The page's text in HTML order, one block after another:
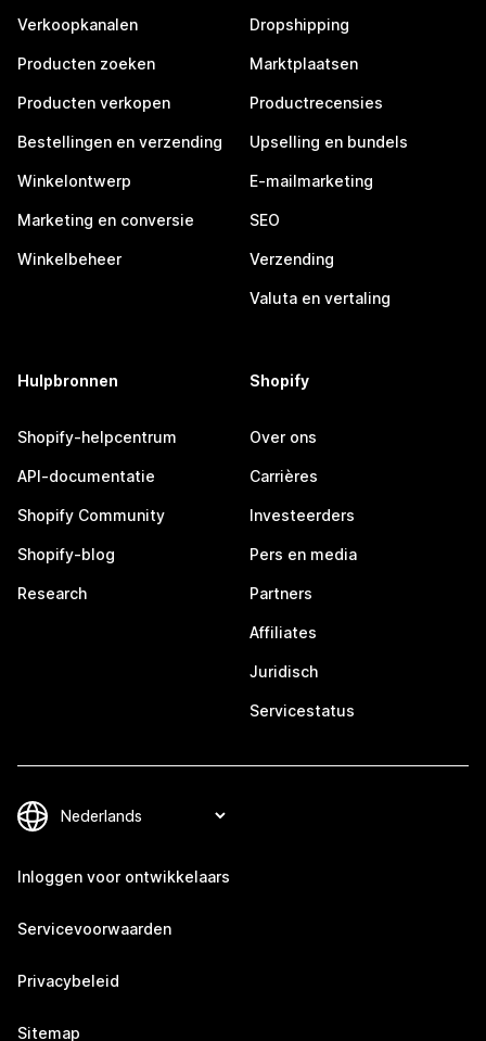
Verkoopkanalen
Producten zoeken
Producten verkopen
Bestellingen en verzending
Winkelontwerp
Marketing en conversie
Winkelbeheer
Dropshipping
Marktplaatsen
Productrecensies
Upselling en bundels
E-mailmarketing
SEO
Verzending
Valuta en vertaling
Hulpbronnen
Shopify-helpcentrum
API-documentatie
Shopify Community
Shopify-blog
Research
Shopify
Over ons
Carrières
Investeerders
Pers en media
Partners
Affiliates
Juridisch
Servicestatus
Inloggen voor ontwikkelaars
Servicevoorwaarden
Privacybeleid
Sitemap